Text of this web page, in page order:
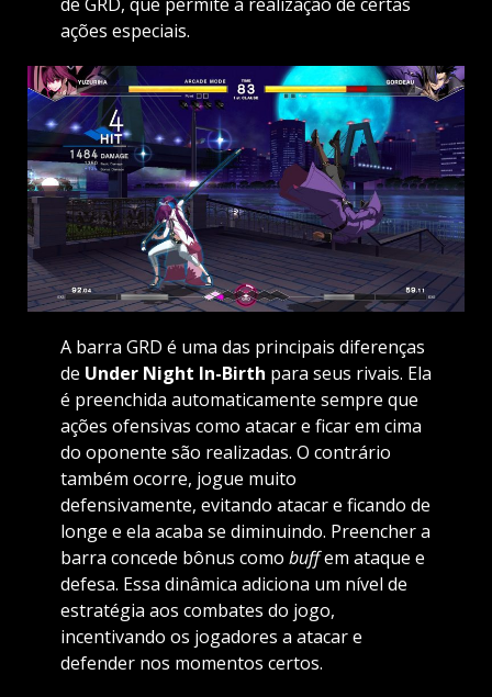
ações especiais.
A barra GRD é uma das principais diferenças
de Under Night In-Birth para seus rivais. Ela
é preenchida automaticamente sempre que
ações ofensivas como atacar e ficar em cima
do oponente são realizadas. O contrário
também ocorre, jogue muito
defensivamente, evitando atacar e ficando de
longe e ela acaba se diminuindo. Preencher a
barra concede bônus como buffem ataque e
defesa. Essa dinâmica adiciona um nível de
estratégia aos combates do jogo,
incentivando os jogadores a atacar e
defender nos momentos certos.